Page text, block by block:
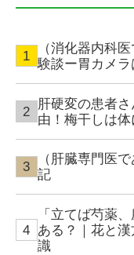
（消化器内科
験談ー胃カメ
肝硬変の患者
由！梅干しは体
（肝臓専門医
記
「立てば芍薬
ある？｜花と
識